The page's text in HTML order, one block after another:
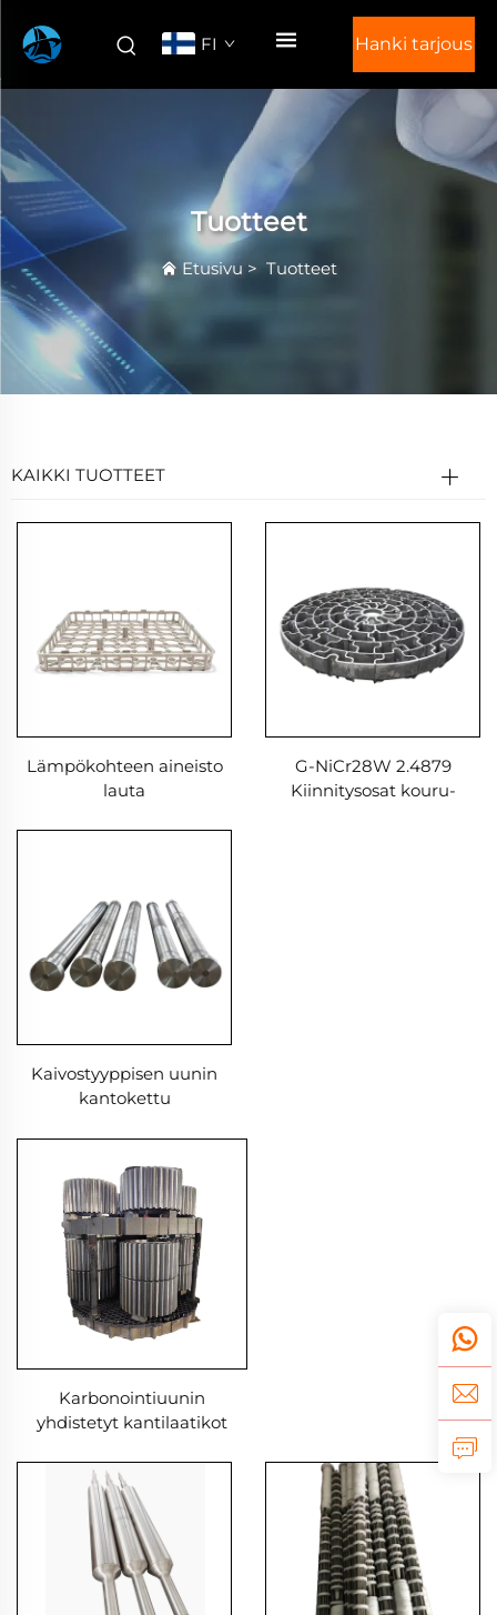
FI Hanki tarjous
Tuotteet
Etusivu > Tuotteet
KAIKKI TUOTTEET
Lämpökohteen aineisto
lauta
G-NiCr28W 2.4879
Kiinnitysosat kouru-
Kaivostyyppisen uunin
kantokettu
Karbonointiuunin
yhdistetyt kantilaatikot